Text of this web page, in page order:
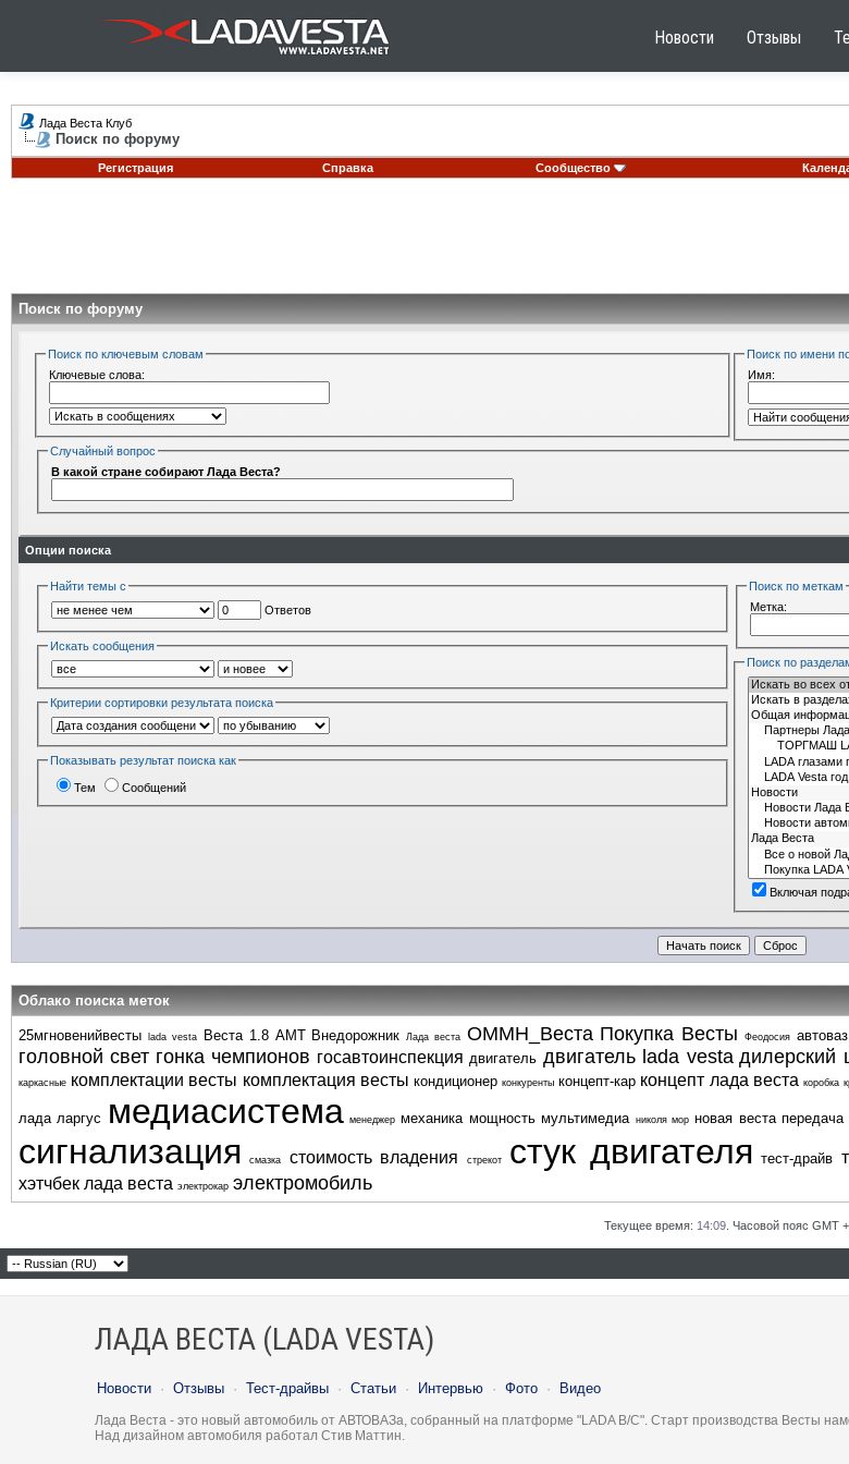
Новости Отзывы
Лада Веста Клуб
Поиск по форуму
Регистрация
Справка Сообщество
Поиск по форуму
Поиск по ключевым словам
Ключевые слова:
Поиск по имени
Имя:
Случайный вопрос
В какой стране собирают Лада Веста?
Опции поиска
Найти темы с
Ответов
Искать сообщения
Критерии сортировки результата поиска
Показывать результат поиска как
Тем Сообщений
Поиск по меткам
Метка:
Поиск по
Включая
Облако поиска меток
25мгновенийвесты lada vesta Веста 1.8 АМТ Внедорожник Лада веста ОММН_Веста Покупка Весты Феодосия автоваз
головной свет гонка чемпионов госавтоинспекция двигатель двигатель lada vesta дилерский
каркасные комплектации весты комплектация весты кондиционер конкуренты концепт-кар концепт лада веста коробка
лада ларгус медиасистема менеджер механика мощность мультимедиа николя мор новая веста передача
сигнализация смазка стоимость владения стрекот стук двигателя тест-драйв
хэтчбек лада веста электрокар электромобиль
Текущее время: 14:09 . Часовой пояс GMT
ЛАДА ВЕСТА (LADA VESTA)
Новости · Отзывы · Тест-драйвы · Статьи · Интервью · Фото · Видео
Лада Веста - это новый автомобиль от АВТОВАЗа, собранный на платформе "LADA B/C". Старт производства Весты
Над дизайном автомобиля работал Стив Маттин.